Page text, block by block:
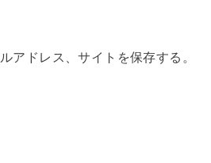
アドレス、サイトを保存する。